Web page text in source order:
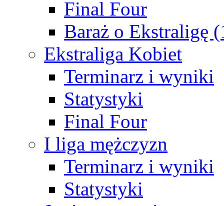
Final Four
Baraż o Ekstraligę
Ekstraliga Kobiet
Terminarz i wyniki
Statystyki
Final Four
I liga mężczyzn
Terminarz i wyniki
Statystyki